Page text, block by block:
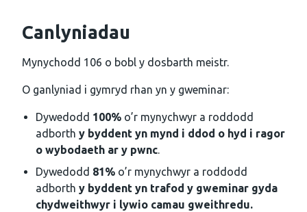
Canlyniadau
Mynychodd 106 o bobl y dosbarth meistr.
O ganlyniad i gymryd rhan yn y gweminar:
Dywedodd 100% o’r mynychwyr a roddodd
adborth y byddent yn mynd i ddod o hyd i ragor
o wybodaeth ar y pwnc.
Dywedodd 81% o’r mynychwyr a roddodd
adborth y byddent yn trafod y gweminar gyda
chydweithwyr i lywio camau gweithredu.